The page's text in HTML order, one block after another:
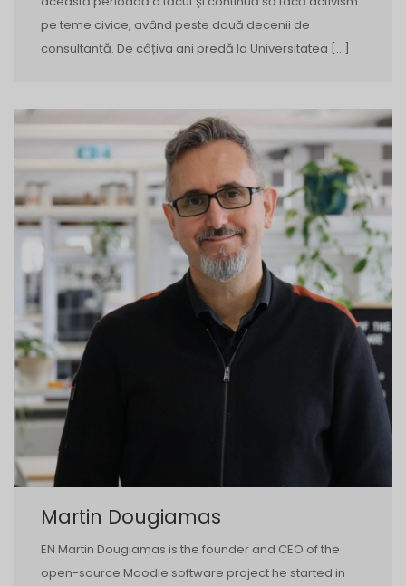
pe teme civice, având peste două decenii de
consultanță. De câțiva ani predă la Universitatea […]
Martin Dougiamas
EN Martin Dougiamas is the founder and CEO of the
open-source Moodle software project he started in